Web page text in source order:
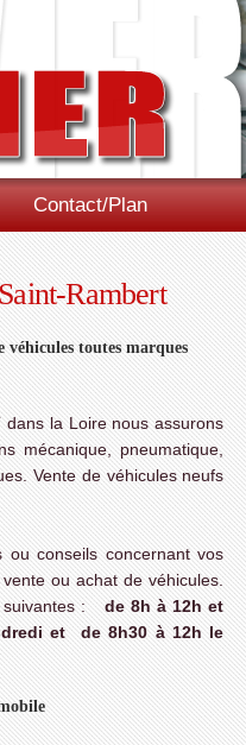
Contact/Plan
Rambert
véhicules toutes marques
la Loire nous assurons
mécanique, pneumatique,
Vente de véhicules neufs
ou conseils concernant vos
ou achat de véhicules.
suivantes :de 8h à 12h et
et de 8h30 à 12h le